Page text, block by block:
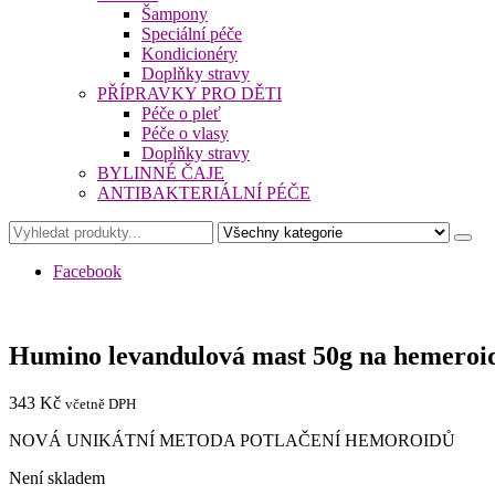
Šampony
Speciální péče
Kondicionéry
Doplňky stravy
PŘÍPRAVKY PRO DĚTI
Péče o pleť
Péče o vlasy
Doplňky stravy
BYLINNÉ ČAJE
ANTIBAKTERIÁLNÍ PÉČE
Facebook
Humino levandulová mast 50g na
343 Kč včetně DPH
NOVÁ UNIKÁTNÍ METODA POTLAČENÍ HEMOROIDŮ
Není skladem